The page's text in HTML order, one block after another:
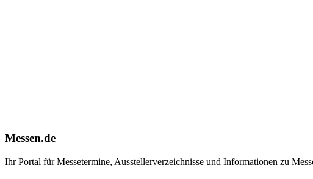
Messen.de
Ihr Portal für Messetermine, Ausstellerverzeichnisse und Informationen zu